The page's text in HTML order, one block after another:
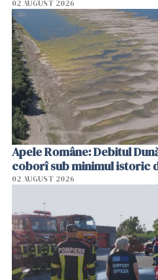
02 AUGUST 2026
Apele Române: Debitul
coborî sub minimul istoric
02 AUGUST 2026